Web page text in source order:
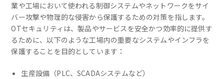
業や工場において使われる制御システムやネットワークをサイ
バー攻撃や物理的な侵害から保護するための対策を指します。
OTセキュリティは、製品やサービスを安全かつ効率的に提供す
るために、以下のような工場内の重要なシステムやインフラを
保護することを目的としています：
生産設備（PLC、SCADAシステムなど）